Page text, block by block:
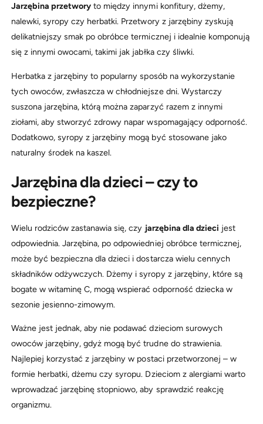
Jarzębina przetwory to między innymi konfitury, dżemy,
nalewki, syropy czy herbatki. Przetwory z jarzębiny zyskują
delikatniejszy smak po obróbce termicznej i idealnie komponują
się z innymi owocami, takimi jak jabłka czy śliwki.
Herbatka z jarzębiny to popularny sposób na wykorzystanie
tych owoców, zwłaszcza w chłodniejsze dni. Wystarczy
suszona jarzębina, którą można zaparzyć razem z innymi
ziołami, aby stworzyć zdrowy napar wspomagający odporność.
Dodatkowo, syropy z jarzębiny mogą być stosowane jako
naturalny środek na kaszel.
Jarzębina dla dzieci – czy to
bezpieczne?
Wielu rodziców zastanawia się, czy jarzębina dla dzieci jest
odpowiednia. Jarzębina, po odpowiedniej obróbce termicznej,
może być bezpieczna dla dzieci i dostarcza wielu cennych
składników odżywczych. Dżemy i syropy z jarzębiny, które są
bogate w witaminę C, mogą wspierać odporność dziecka w
sezonie jesienno-zimowym.
Ważne jest jednak, aby nie podawać dzieciom surowych
owoców jarzębiny, gdyż mogą być trudne do strawienia.
Najlepiej korzystać z jarzębiny w postaci przetworzonej – w
formie herbatki, dżemu czy syropu. Dzieciom z alergiami warto
wprowadzać jarzębinę stopniowo, aby sprawdzić reakcję
organizmu.